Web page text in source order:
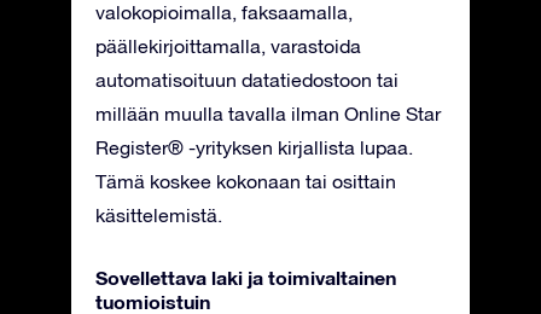
valokopioimalla, faksaamalla,
päällekirjoittamalla, varastoida
automatisoituun datatiedostoon tai
millään muulla tavalla ilman Online Star
Register® -yrityksen kirjallista lupaa.
Tämä koskee kokonaan tai osittain
käsittelemistä.
Sovellettava laki ja toimivaltainen
tuomioistuin